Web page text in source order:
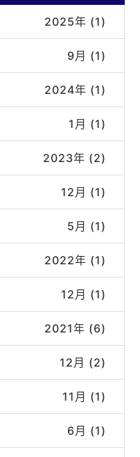
2025年 (1)
9月 (1)
2024年 (1)
1月 (1)
2023年 (2)
12月 (1)
5月 (1)
2022年 (1)
12月 (1)
2021年 (6)
12月 (2)
11月 (1)
6月 (1)